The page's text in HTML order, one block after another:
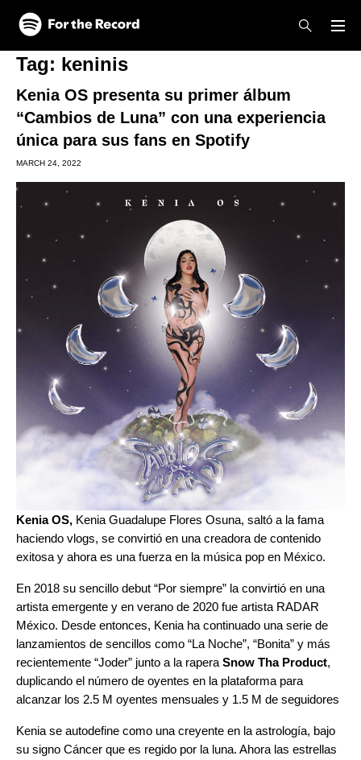
Skip to main content
Skip to footer
Tag: keninis
Kenia OS presenta su primer álbum
“Cambios de Luna” con una experiencia
única para sus fans en Spotify
MARCH 24, 2022
Kenia OS, Kenia Guadalupe Flores Osuna, saltó a la fama
haciendo vlogs, se convirtió en una creadora de contenido
exitosa y ahora es una fuerza en la música pop en México.
En 2018 su sencillo debut “Por siempre” la convirtió en una
artista emergente y en verano de 2020 fue artista RADAR
México. Desde entonces, Kenia ha continuado una serie de
lanzamientos de sencillos como “La Noche”, “Bonita” y más
recientemente “Joder” junto a la rapera Snow Tha Product,
duplicando el número de oyentes en la plataforma para
alcanzar los 2.5 M oyentes mensuales y 1.5 M de seguidores
Kenia se autodefine como una creyente en la astrología, bajo
su signo Cáncer que es regido por la luna. Ahora las estrellas